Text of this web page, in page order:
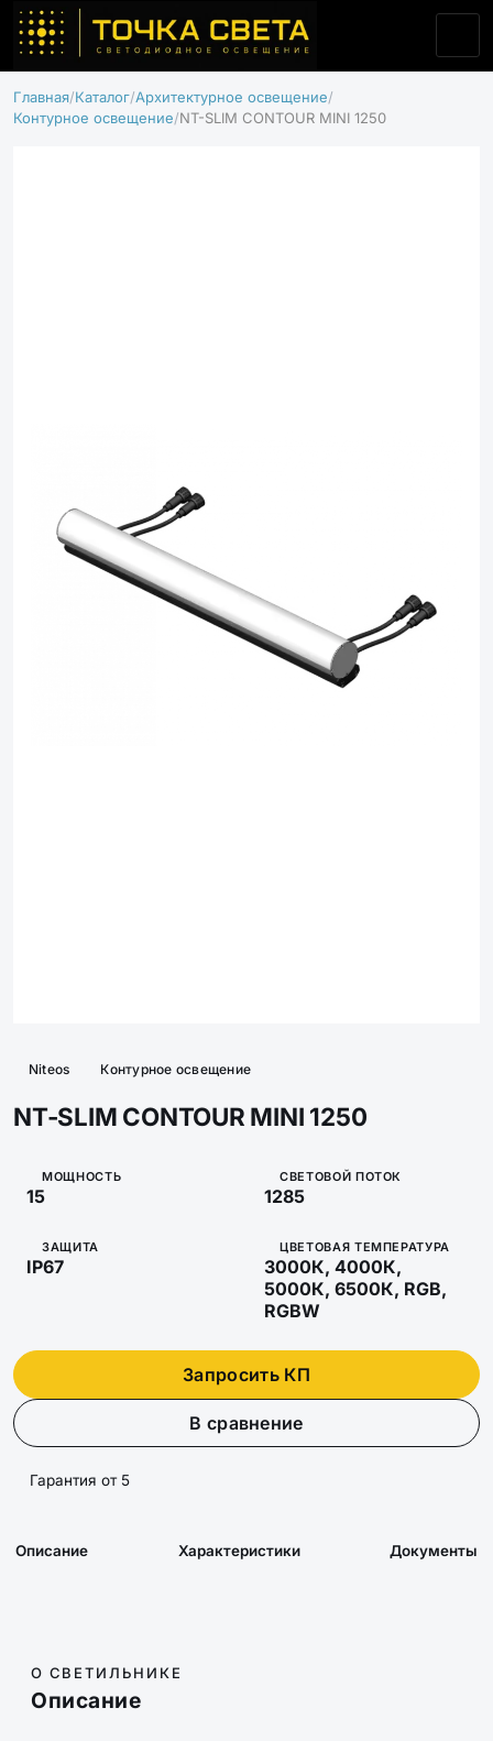
Главная Каталог Архитектурное освещение
Контурное освещение NT-SLIM CONTOUR MINI 1250
Niteos Контурное освещение
NT-SLIM CONTOUR MINI 1250
МОЩНОСТЬ
15
СВЕТОВОЙ ПОТОК
1285
ЗАЩИТА
IP67
ЦВЕТОВАЯ ТЕМПЕРАТУРА
3000К, 4000К,
5000К, 6500К, RGB,
RGBW
Запросить КП
В сравнение
Гарантия от 5
Описание Характеристики Документы
О СВЕТИЛЬНИКЕ
Описание